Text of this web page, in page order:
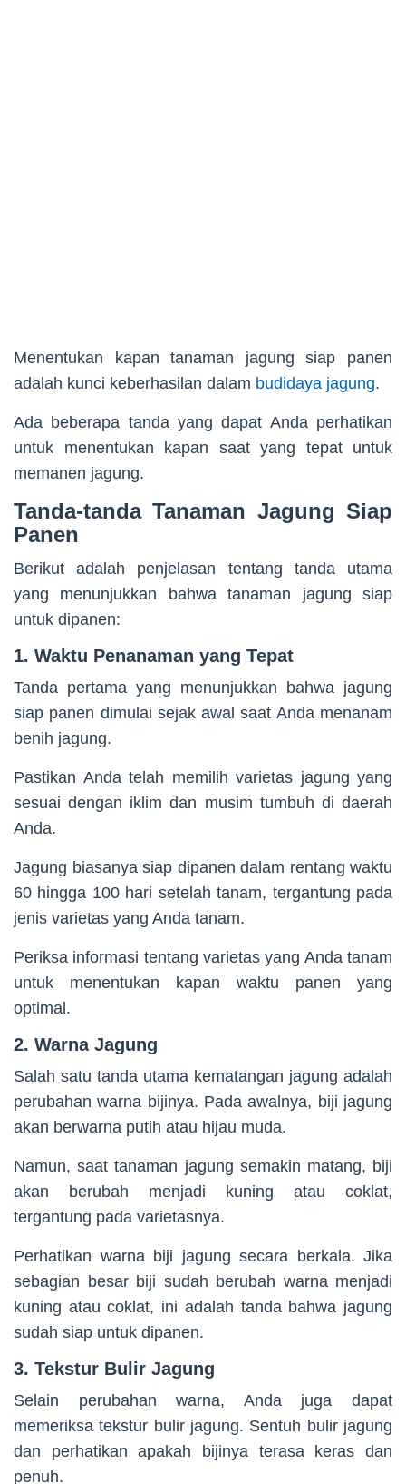
Menentukan kapan tanaman jagung siap panen
adalah kunci keberhasilan dalam budidaya jagung.
Ada beberapa tanda yang dapat Anda perhatikan
untuk menentukan kapan saat yang tepat untuk
memanen jagung.
Tanda-tanda Tanaman Jagung Siap
Panen
Berikut adalah penjelasan tentang tanda utama
yang menunjukkan bahwa tanaman jagung siap
untuk dipanen:
1. Waktu Penanaman yang Tepat
Tanda pertama yang menunjukkan bahwa jagung
siap panen dimulai sejak awal saat Anda menanam
benih jagung.
Pastikan Anda telah memilih varietas jagung yang
sesuai dengan iklim dan musim tumbuh di daerah
Anda.
Jagung biasanya siap dipanen dalam rentang waktu
60 hingga 100 hari setelah tanam, tergantung pada
jenis varietas yang Anda tanam.
Periksa informasi tentang varietas yang Anda tanam
untuk menentukan kapan waktu panen yang
optimal.
2. Warna Jagung
Salah satu tanda utama kematangan jagung adalah
perubahan warna bijinya. Pada awalnya, biji jagung
akan berwarna putih atau hijau muda.
Namun, saat tanaman jagung semakin matang, biji
akan berubah menjadi kuning atau coklat,
tergantung pada varietasnya.
Perhatikan warna biji jagung secara berkala. Jika
sebagian besar biji sudah berubah warna menjadi
kuning atau coklat, ini adalah tanda bahwa jagung
sudah siap untuk dipanen.
3. Tekstur Bulir Jagung
Selain perubahan warna, Anda juga dapat
memeriksa tekstur bulir jagung. Sentuh bulir jagung
dan perhatikan apakah bijinya terasa keras dan
penuh.